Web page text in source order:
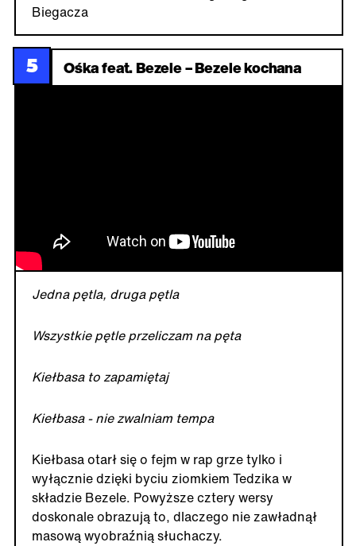
Biegacza
5 Ośka feat. Bezele – Bezele kochana
Jedna pętla, druga pętla
Wszystkie pętle przeliczam na pęta
Kiełbasa to zapamiętaj
Kiełbasa - nie zwalniam tempa
Kiełbasa otarł się o fejm w rap grze tylko i
wyłącznie dzięki byciu ziomkiem Tedzika w
składzie Bezele. Powyższe cztery wersy
doskonale obrazują to, dlaczego nie zawładnął
masową wyobraźnią słuchaczy.